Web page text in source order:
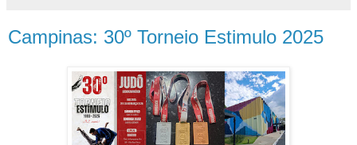
Campinas: 30º Torneio Estimulo 2025